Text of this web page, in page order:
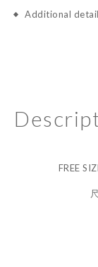
Additional
FREE